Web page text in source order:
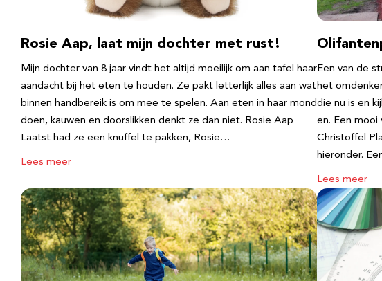
Rosie Aap, laat mijn dochter met rust!
Mijn dochter van 8 jaar vindt het altijd moeilijk om aan tafel haar
aandacht bij het eten te houden. Ze pakt letterlijk alles aan wat
binnen handbereik is om mee te spelen. Aan eten in haar mond
doen, kauwen en doorslikken denkt ze dan niet. Rosie Aap
Laatst had ze een knuffel te pakken, Rosie…
Lees meer
Een van de
het
die nu is en
en. Een
Christoffel
hieronder.
Lees meer